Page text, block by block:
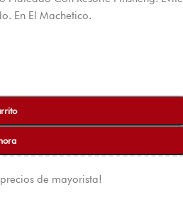
En El Machetico.
de mayorista!